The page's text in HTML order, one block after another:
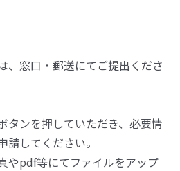
、窓口・郵送にてご提出くださ
タンを押していただき、必要情
してください。
やpdf等にてファイルをアップ